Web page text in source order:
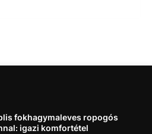
fokhagymaleves ropogós
igazi komfortétel